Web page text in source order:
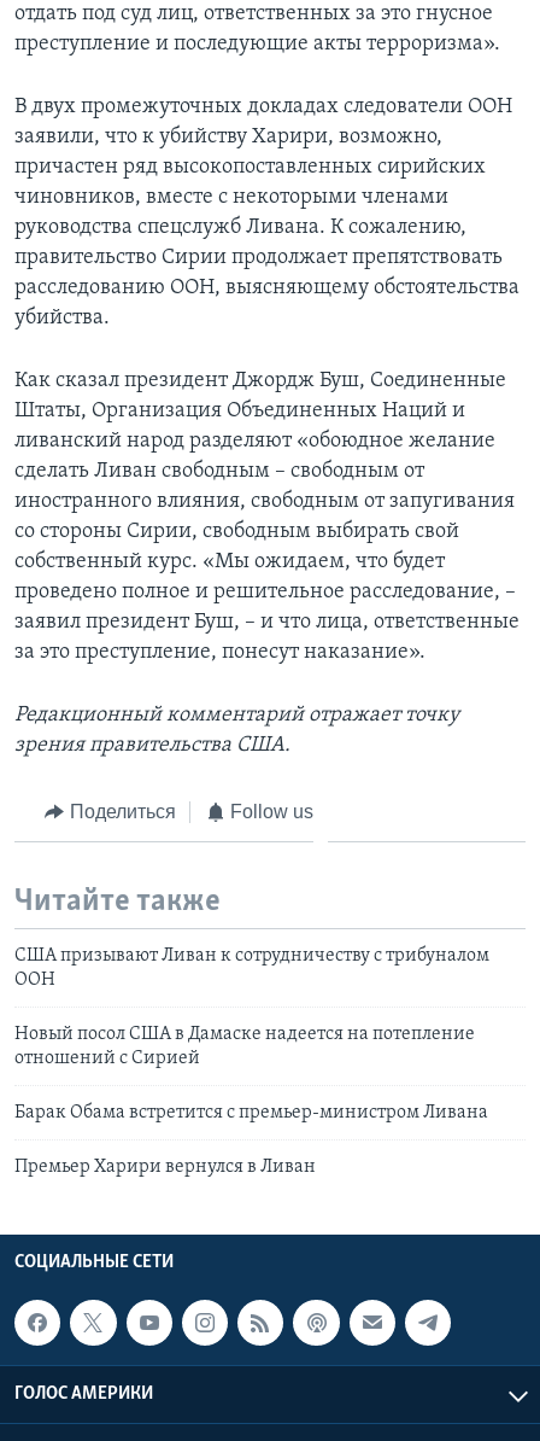
отдать под суд лиц, ответственных за это гнусное
преступление и последующие акты терроризма».
В двух промежуточных докладах следователи ООН
заявили, что к убийству Харири, возможно,
причастен ряд высокопоставленных сирийских
чиновников, вместе с некоторыми членами
руководства спецслужб Ливана. К сожалению,
правительство Сирии продолжает препятствовать
расследованию ООН, выясняющему обстоятельства
убийства.
Как сказал президент Джордж Буш, Соединенные
Штаты, Организация Объединенных Наций и
ливанский народ разделяют «обоюдное желание
сделать Ливан свободным – свободным от
иностранного влияния, свободным от запугивания
со стороны Сирии, свободным выбирать свой
собственный курс. «Мы ожидаем, что будет
проведено полное и решительное расследование, –
заявил президент Буш, – и что лица, ответственные
за это преступление, понесут наказание».
Редакционный комментарий отражает точку
зрения правительства США.
Поделиться Follow us
Читайте также
США призывают Ливан к сотрудничеству с трибуналом
ООН
Новый посол США в Дамаске надеется на потепление
отношений с Сирией
Барак Обама встретится с премьер-министром Ливана
Премьер Харири вернулся в Ливан
СОЦИАЛЬНЫЕ СЕТИ
ГОЛОС АМЕРИКИ